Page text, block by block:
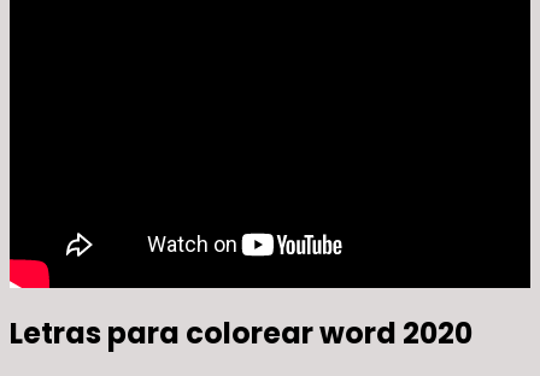
Letras para colorear word 2020